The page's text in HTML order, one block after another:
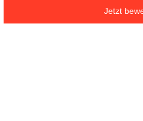
Jetzt